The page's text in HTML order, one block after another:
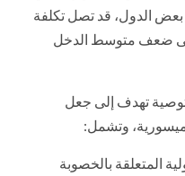
الدول، قد تصل تكلفة
ضعف متوسط الدخل
إرشادات المنظمة نحو 40 توصية تهدف إلى جعل
وتشمل:
المتعلقة بالخصوبة